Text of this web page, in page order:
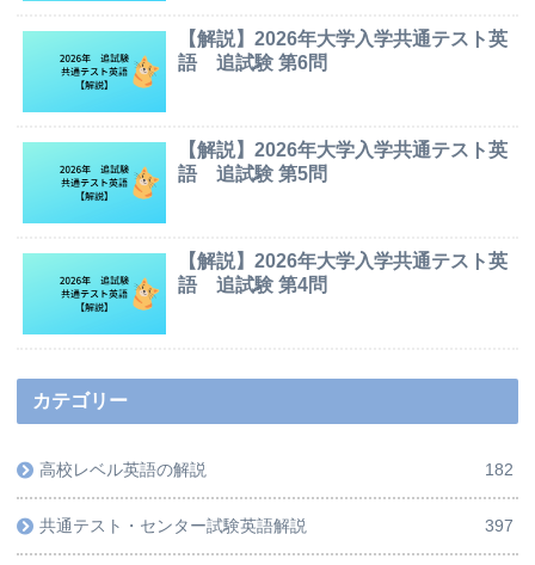
【解説】2026年大学入学共通テスト英
語 追試験 第6問
【解説】2026年大学入学共通テスト英
語 追試験 第5問
【解説】2026年大学入学共通テスト英
語 追試験 第4問
カテゴリー
高校レベル英語の解説 182
共通テスト・センター試験英語解説 397